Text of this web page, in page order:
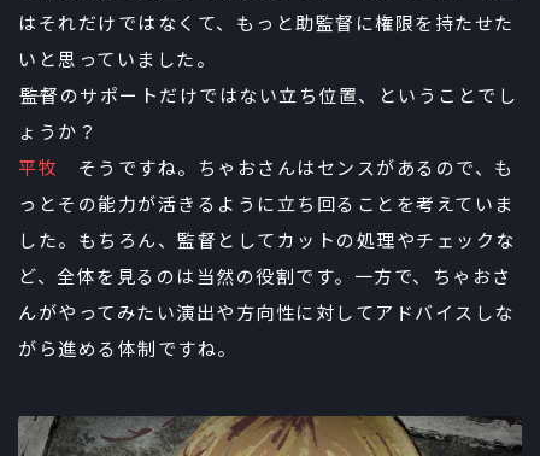
はそれだけではなくて、もっと助監督に権限を持たせた
いと思っていました。
――監督のサポートだけではない立ち位置、ということでし
ょうか？
平牧 そうですね。ちゃおさんはセンスがあるので、も
っとその能力が活きるように立ち回ることを考えていま
した。もちろん、監督としてカットの処理やチェックな
ど、全体を見るのは当然の役割です。一方で、ちゃおさ
んがやってみたい演出や方向性に対してアドバイスしな
がら進める体制ですね。